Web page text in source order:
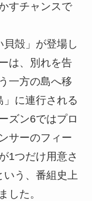
すチャンスで
殻」が登場し
は、別れを告
一方の島へ移
に連行される
ズン6ではプロ
サーのフィー
1つだけ用意さ
いう、番組史上
した。